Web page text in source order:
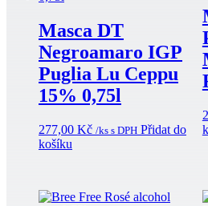
Masca DT
Negroamaro IGP
Puglia Lu Ceppu
15% 0,75l
277,00 Kč /ks s DPH Přidat do
košíku